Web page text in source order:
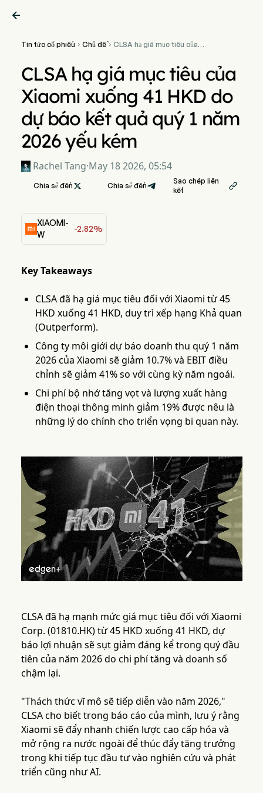

Tin tức cổ phiếu  Chủ đề CLSA hạ giá mục tiêu của
yếu kém
CLSA hạ giá mục tiêu của
Xiaomi xuống 41 HKD do
dự báo kết quả quý 1 năm
2026 yếu kém
Rachel Tang·May 18 2026, 05:54
Chia sẻ đến  Chia sẻ đến
Sao chép liên
kết

XIAOMI-
W
-2.82%
Key Takeaways
CLSA đã hạ giá mục tiêu đối với Xiaomi từ 45
HKD xuống 41 HKD, duy trì xếp hạng Khả quan
(Outperform).
Công ty môi giới dự báo doanh thu quý 1 năm
2026 của Xiaomi sẽ giảm 10.7% và EBIT điều
chỉnh sẽ giảm 41% so với cùng kỳ năm ngoái.
Chi phí bộ nhớ tăng vọt và lượng xuất hàng
điện thoại thông minh giảm 19% được nêu là
những lý do chính cho triển vọng bi quan này.
CLSA đã hạ mạnh mức giá mục tiêu đối với Xiaomi
Corp. (01810.HK) từ 45 HKD xuống 41 HKD, dự
báo lợi nhuận sẽ sụt giảm đáng kể trong quý đầu
tiên của năm 2026 do chi phí tăng và doanh số
chậm lại.
"Thách thức vĩ mô sẽ tiếp diễn vào năm 2026,"
CLSA cho biết trong báo cáo của mình, lưu ý rằng
Xiaomi sẽ đẩy nhanh chiến lược cao cấp hóa và
mở rộng ra nước ngoài để thúc đẩy tăng trưởng
trong khi tiếp tục đầu tư vào nghiên cứu và phát
triển cũng như AI.